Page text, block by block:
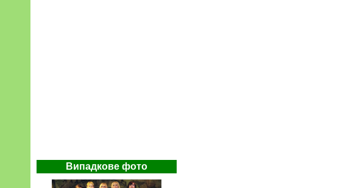
Випадкове фото